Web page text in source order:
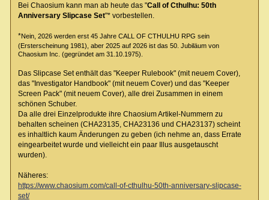
Bei Chaosium kann man ab heute das "Call of Cthulhu: 50th
Anniversary Slipcase Set"* vorbestellen.
*Nein, 2026 werden erst 45 Jahre CALL OF CTHULHU RPG sein
(Ersterscheinung 1981), aber 2025 auf 2026 ist das 50. Jubiläum von
Chaosium Inc. (gegründet am 31.10.1975).
Das Slipcase Set enthält das "Keeper Rulebook" (mit neuem Cover),
das "Investigator Handbook" (mit neuem Cover) und das "Keeper
Screen Pack" (mit neuem Cover), alle drei Zusammen in einem
schönen Schuber.
Da alle drei Einzelprodukte ihre Chaosium Artikel-Nummern zu
behalten scheinen (CHA23135, CHA23136 und CHA23137) scheint
es inhaltlich kaum Änderungen zu geben (ich nehme an, dass Errate
eingearbeitet wurde und vielleicht ein paar Illus ausgetauscht
wurden).
Näheres:
https://www.chaosium.com/call-of-cthulhu-50th-anniversary-slipcase-
set/